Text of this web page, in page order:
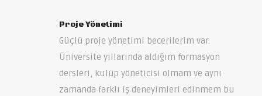
Proje Yönetimi
Güçlü proje yönetimi becerilerim var.
Üniversite yıllarında aldığım formasyon
dersleri, kulüp yöneticisi olmam ve aynı
zamanda farklı iş deneyimleri edinmem bu